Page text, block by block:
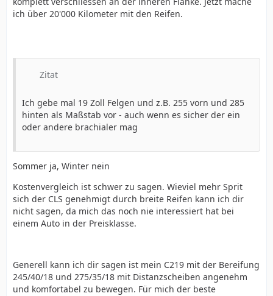
ich über 20'000 Kilometer mit den Reifen.
Zitat
Ich gebe mal 19 Zoll Felgen und z.B. 255 vorn und 285
hinten als Maßstab vor - auch wenn es sicher der ein
oder andere brachialer mag
Sommer ja, Winter nein
Kostenvergleich ist schwer zu sagen. Wieviel mehr Sprit
sich der CLS genehmigt durch breite Reifen kann ich dir
nicht sagen, da mich das noch nie interessiert hat bei
einem Auto in der Preisklasse.
Generell kann ich dir sagen ist mein C219 mit der Bereifung
245/40/18 und 275/35/18 mit Distanzscheiben angenehm
und komfortabel zu bewegen. Für mich der beste